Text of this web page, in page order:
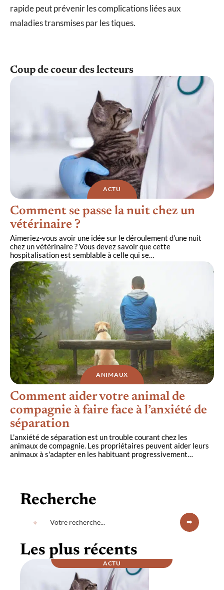
rapide peut prévenir les complications liées aux
maladies transmises par les tiques.
Coup de coeur des lecteurs
ACTU
Comment se passe la nuit chez un
vétérinaire ?
Aimeriez-vous avoir une idée sur le déroulement d’une nuit
chez un vétérinaire ? Vous devez savoir que cette
hospitalisation est semblable à celle qui se…
ANIMAUX
Comment aider votre animal de
compagnie à faire face à l’anxiété de
séparation
L'anxiété de séparation est un trouble courant chez les
animaux de compagnie. Les propriétaires peuvent aider leurs
animaux à s'adapter en les habituant progressivement…
Recherche
Les plus récents
ACTU